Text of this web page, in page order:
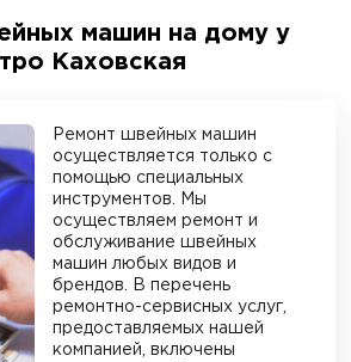
машин на дому у
Каховская
Ремонт швейных машин
осуществляется только с
помощью специальных
инструментов. Мы
осуществляем ремонт и
обслуживание швейных
машин любых видов и
брендов. В перечень
ремонтно-сервисных услуг,
предоставляемых нашей
компанией, включены